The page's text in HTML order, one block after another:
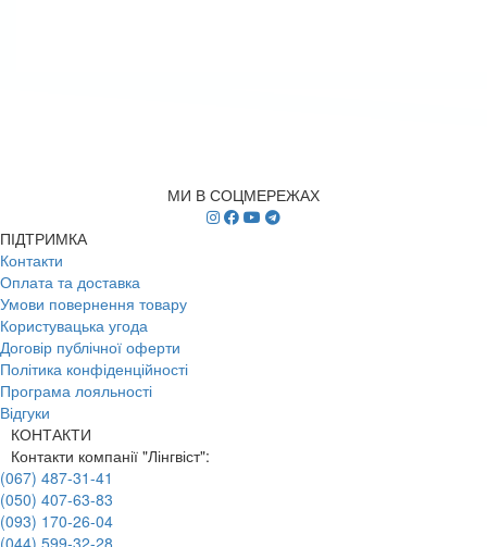
МИ В СОЦМЕРЕЖАХ
ПІДТРИМКА
Контакти
Оплата та доставка
Умови повернення товару
Користувацька угода
Договір публічної оферти
Політика конфіденційності
Програма лояльності
Відгуки
КОНТАКТИ
Контакти компанії "Лінгвіст":
(067) 487-31-41
(050) 407-63-83
(093) 170-26-04
(044) 599-32-28